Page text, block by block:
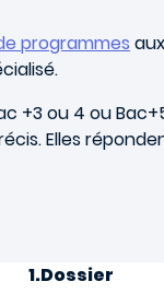
programmes
+3 ou 4 ou
Elles
1.Dossier